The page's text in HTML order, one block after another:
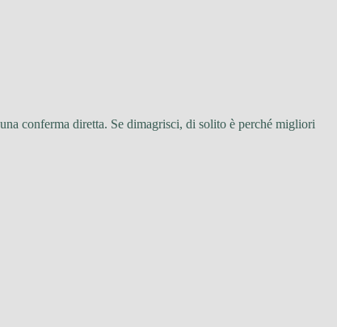
conferma diretta. Se dimagrisci, di solito è perché migliori